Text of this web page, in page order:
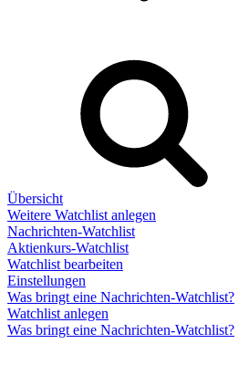
Übersicht
Weitere Watchlist anlegen
Nachrichten-Watchlist
Aktienkurs-Watchlist
Watchlist bearbeiten
Einstellungen
Was bringt eine Nachrichten-Watchlist?
Watchlist anlegen
Was bringt eine Nachrichten-Watchlist?